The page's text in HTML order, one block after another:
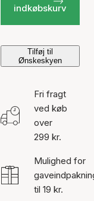
indkøbskurv
Tilføj til
Ønskeskyen
Fri fragt
ved køb
over
299 kr.
Mulighed for
til 19 kr.